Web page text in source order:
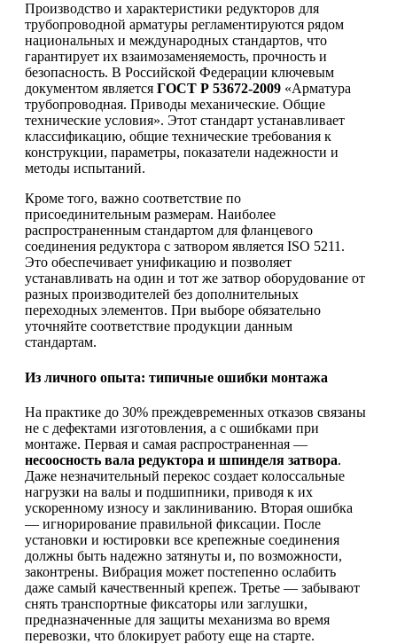
Производство и характеристики редукторов для
трубопроводной арматуры регламентируются рядом
национальных и международных стандартов, что
гарантирует их взаимозаменяемость, прочность и
безопасность. В Российской Федерации ключевым
документом является ГОСТ Р 53672-2009 «Арматура
трубопроводная. Приводы механические. Общие
технические условия». Этот стандарт устанавливает
классификацию, общие технические требования к
конструкции, параметры, показатели надежности и
методы испытаний.
Кроме того, важно соответствие по
присоединительным размерам. Наиболее
распространенным стандартом для фланцевого
соединения редуктора с затвором является ISO 5211.
Это обеспечивает унификацию и позволяет
устанавливать на один и тот же затвор оборудование от
разных производителей без дополнительных
переходных элементов. При выборе обязательно
уточняйте соответствие продукции данным
стандартам.
Из личного опыта: типичные ошибки монтажа
На практике до 30% преждевременных отказов связаны
не с дефектами изготовления, а с ошибками при
монтаже. Первая и самая распространенная —
несоосность вала редуктора и шпинделя затвора.
Даже незначительный перекос создает колоссальные
нагрузки на валы и подшипники, приводя к их
ускоренному износу и заклиниванию. Вторая ошибка
— игнорирование правильной фиксации. После
установки и юстировки все крепежные соединения
должны быть надежно затянуты и, по возможности,
законтрены. Вибрация может постепенно ослабить
даже самый качественный крепеж. Третье — забывают
снять транспортные фиксаторы или заглушки,
предназначенные для защиты механизма во время
перевозки, что блокирует работу еще на старте.